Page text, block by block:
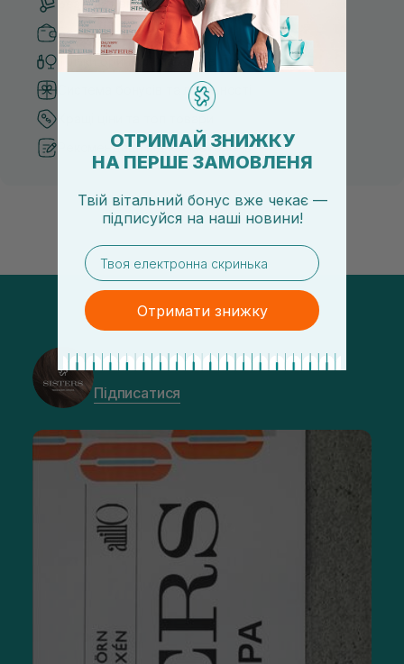
Безкоштовна доставка від 3000 UAH
Безпечні способи оплати
Тільки оригінальна косметика
Система бонусів та лояльності
Рекомендації від косметологів
@sisters_stelmakh в Instagram
Підписатися
ОТРИМАЙ ЗНИЖКУ
НА ПЕРШЕ ЗАМОВЛЕНЯ
Твій вітальний бонус вже чекає —
підписуйся на наші новини!
email
Отримати знижку